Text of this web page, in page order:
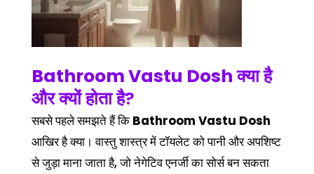
Bathroom Vastu Doshक्या है
और क्यों होता है?
सबसे पहले समझते हैं कि Bathroom Vastu Dosh
आखिर है क्या। वास्तु शास्त्र में टॉयलेट को पानी और अपशिष्ट
से जुड़ा माना जाता है, जो नेगेटिव एनर्जी का सोर्स बन सकता